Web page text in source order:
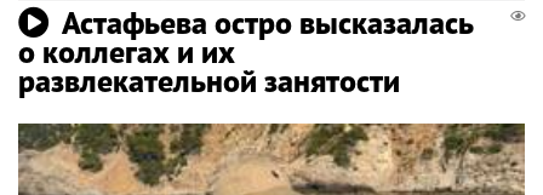
Астафьева остро высказалась
о коллегах и их
развлекательной занятости